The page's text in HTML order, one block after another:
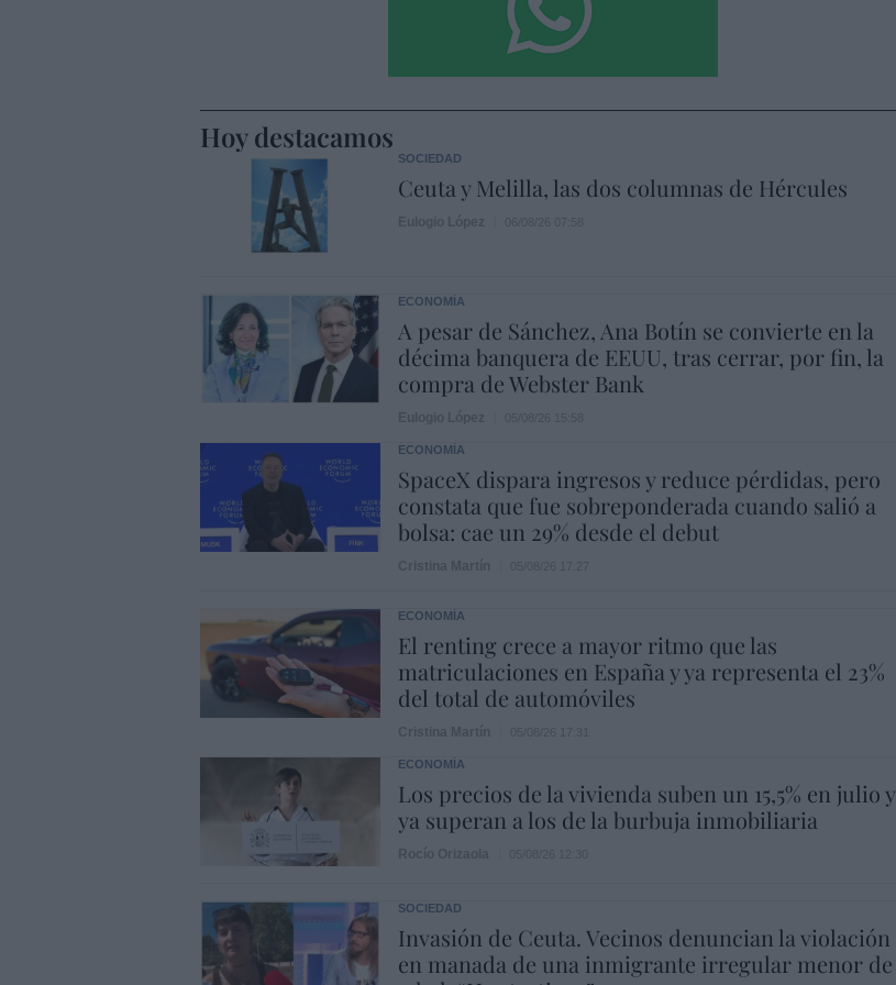
Hoy destacamos
SOCIEDAD
Ceuta y Melilla, las dos columnas de Hércules
ECONOMÍA
A pesar de Sánchez, Ana Botín se convierte en la
décima banquera de EEUU, tras cerrar, por fin, la
compra de Webster Bank
ECONOMÍA
SpaceX dispara ingresos y reduce pérdidas, pero
constata que fue sobreponderada cuando salió a
bolsa: cae un 29% desde el debut
ECONOMÍA
El renting crece a mayor ritmo que las
matriculaciones en España y ya representa el 23%
del total de automóviles
ECONOMÍA
Los precios de la vivienda suben un 15,5% en julio y
ya superan a los de la burbuja inmobiliaria
SOCIEDAD
Invasión de Ceuta. Vecinos denuncian la violación
en manada de una inmigrante irregular menor de